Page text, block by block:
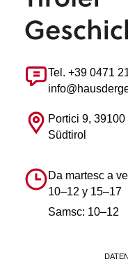
Tel. +39 0471
Portici 9,
Südtirol
Da martesc a
10–12 y 15–17
Samsc: 10–12